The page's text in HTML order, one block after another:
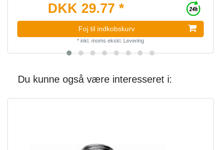
DKK 29.77 *
Foj til indkobskurv
* inkl. moms ekskl. Levering
Du kunne også være interesseret i: